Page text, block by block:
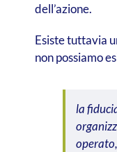
dell’azione.
Esiste tuttavia
non possiamo
la